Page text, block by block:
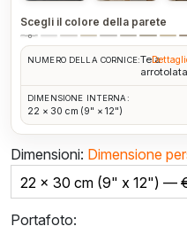
Scegli il colore della parete
NUMERO DELLA CORNICE:Tela
arrotolata
DIMENSIONE INTERNA:
22 × 30 cm (9" × 12")
Dimensioni: Dimensione
22 x 30 cm (9" x 12") —
Portafoto: